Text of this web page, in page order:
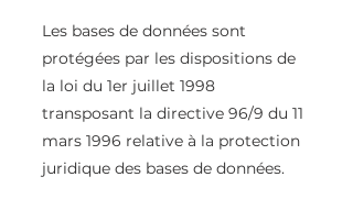
Les bases de données sont
protégées par les dispositions de
la loi du 1er juillet 1998
transposant la directive 96/9 du 11
mars 1996 relative à la protection
juridique des bases de données.